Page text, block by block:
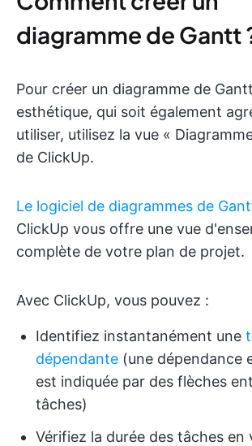
diagramme de Gantt
Pour créer un diagramme de
esthétique, qui soit également
utiliser, utilisez la vue «
de ClickUp.
Le logiciel de diagrammes de
ClickUp vous offre une vue
complète de votre plan de projet.
Avec ClickUp, vous pouvez :
Identifiez instantanément une
dépendante (une dépendance
est indiquée par des flèches
tâches)
Vérifiez la durée des tâches en